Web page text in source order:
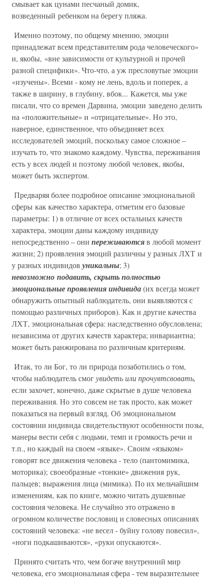
смывает как цунами песчаный домик,
возведенный ребенком на берегу пляжа.
Именно поэтому, по общему мнению, эмоции
принадлежат всем представителям рода человеческого»
и, якобы, «вне зависимости от культурной и прочей
разной специфики». Что-что, а уж пресловутые эмоции
«изучены». Всеми - кому не лень, вдоль и поперек, а
также в ширину, в глубину, вбок... Кажется, мы уже
писали, что со времен Дарвина, эмоции заведено делить
на «положительные» и «отрицательные». Но это,
наверное, единственное, что объединяет всех
исследователей эмоций, поскольку самое сложное –
изучать то, что знакомо каждому. Чувства, переживания
есть у всех людей и поэтому любой человек, якобы,
может быть экспертом.
Предваряя более подробное описание эмоциональной
сферы как качество характера, отметим его базовые
параметры: 1) в отличие от всех остальных качеств
характера, эмоции даны каждому индивиду
непосредственно – они переживаютсяв любой момент
жизни; 2) проявления эмоций различны у разных ЛХТ и
у разных индивидов уникальны; 3)
невозможно подавить, скрыть полностью
эмоциональные проявления индивида(их всегда может
обнаружить опытный наблюдатель, они выявляются с
помощью различных приборов). Как и другие качества
ЛХТ, эмоциональная сфера: наследственно обусловлена;
независима от других качеств характера; инвариантна;
может быть ранжирована по различным критериям.
Итак, то ли Бог, то ли природа позаботились о том,
чтобы наблюдатель смогувидеть или прочувтсвовать,
если захочет, конечно, даже скрытые в душе человека
переживания. Но это совсем не так просто, как может
показаться на первый взгляд. Об эмоциональном
состоянии индивида свидетельствуют особенности позы,
манеры вести себя с людьми, темп и громкость речи и
т.п., но каждый на своем «языке». Своим «языком»
говорят все движения человека - тело (пантомимика,
моторика); своеобразные «тонкие» движения рук,
пальцев; выражения лица (мимика). По их мельчайшим
изменениям, как по книге, можно читать душевные
состояния человека. Не случайно это отражено в
огромном количестве пословиц и словесных описаниях
состояний человека: «не весел - буйну голову повесил»,
«ноги подкашиваются», «руки опускаются».
Принято считать что, чем богаче внутренний мир
человека, его эмоциональная сфера - тем выразительнее